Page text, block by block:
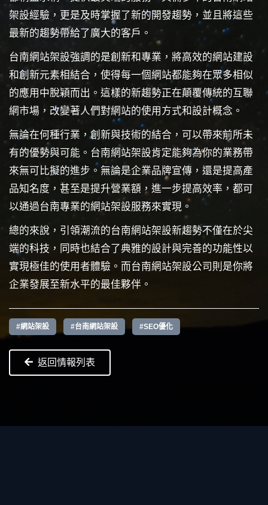
架設經驗，更是及時掌握了新的開發趨勢，並且將這些
最新的趨勢帶給了廣大的客戶。
台南網站架設強調的是創新和專業，將高效的網站建設
和創新元素相結合，使得每一個網站都能夠在眾多相似
的應用中脫穎而出。這樣的新趨勢正在顛覆傳統的互聯
網市場，改變著人們對網站的使用方式和設計概念。
無論在何種行業，創新與技術的結合，可以帶來前所未
有的優勢與可能。台南網站架設肯定能夠為你的業務帶
來無可比擬的進步。無論是企業品牌宣傳，還是提高產
品知名度，甚至是提升營業額，進一步提高效率，都可
以通過台南專業的網站架設服務來實現。
總的來說，引領潮流的台南網站架設新趨勢不僅在於尖
端的科技，同時也結合了典雅的設計與完善的功能性以
實現極佳的使用者體驗。而台南網站架設公司則是你將
企業發展至新水平的最佳夥伴。
#網站架設 #台南網站架設 #SEO優化
返回情報列表